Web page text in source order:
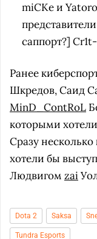
miCKe и
саппорт?]
Ранее
Шкредов, Саид
MinD_ContRoL
которыми
Сразу
хотели бы
Людвигом zai
Dota 2 Saksa
Tundra Esports